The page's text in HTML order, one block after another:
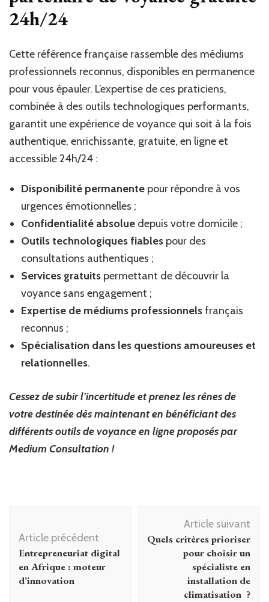
24h/24
Cette référence française rassemble des médiums
professionnels reconnus, disponibles en permanence
pour vous épauler. L’expertise de ces praticiens,
combinée à des outils technologiques performants,
garantit une expérience de voyance qui soit à la fois
authentique, enrichissante, gratuite, en ligne et
accessible 24h/24 :
Disponibilité permanente pour répondre à vos
urgences émotionnelles ;
Confidentialité absolue depuis votre domicile ;
Outils technologiques fiables pour des
consultations authentiques ;
Services gratuits permettant de découvrir la
voyance sans engagement ;
Expertise de médiums professionnelsfrançais
reconnus ;
Spécialisation dans les questions amoureuses et
relationnelles.
Cessez de subir l’incertitude et prenez les rênes de
votre destinée dès maintenant en bénéficiant des
différents outils de voyance en ligne proposés par
Medium Consultation !
d'article
Article précédent
Entrepreneuriat digital
en Afrique : moteur
d’innovation
Article suivant
Quels critères prioriser
pour choisir un
spécialiste en
installation de
climatisation ?